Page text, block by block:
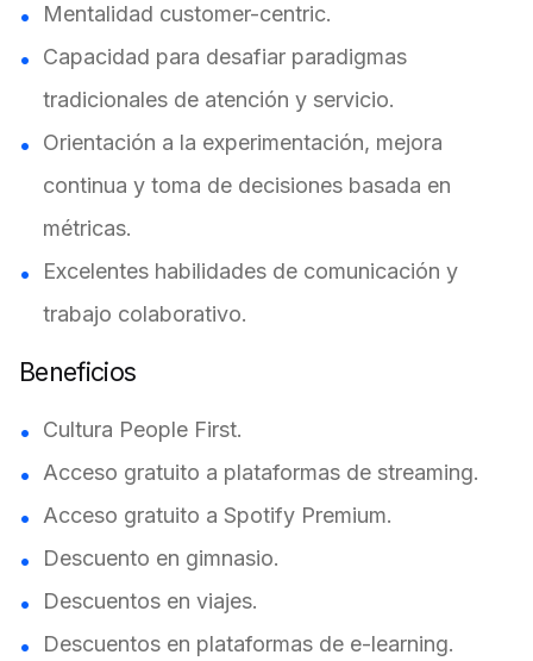
Mentalidad customer-centric.
Capacidad para desafiar paradigmas
tradicionales de atención y servicio.
Orientación a la experimentación, mejora
continua y toma de decisiones basada en
métricas.
Excelentes habilidades de comunicación y
trabajo colaborativo.
Beneficios
Cultura People First.
Acceso gratuito a plataformas de streaming.
Acceso gratuito a Spotify Premium.
Descuento en gimnasio.
Descuentos en viajes.
Descuentos en plataformas de e-learning.